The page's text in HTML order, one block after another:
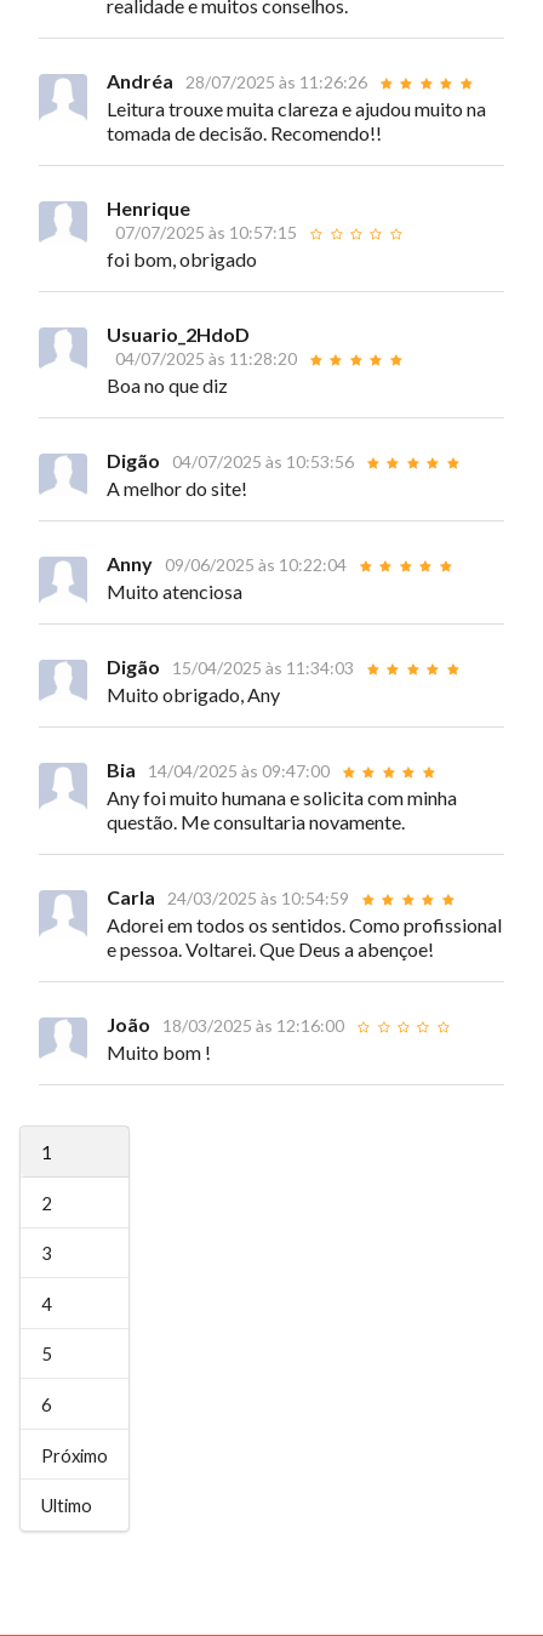
realidade e muitos conselhos.
Andréa 28/07/2025 às 11:26:26
Leitura trouxe muita clareza e ajudou muito na
tomada de decisão. Recomendo!!
Henrique
07/07/2025 às 10:57:15
foi bom, obrigado
Usuario_2HdoD
04/07/2025 às 11:28:20
Boa no que diz
Digão 04/07/2025 às 10:53:56
A melhor do site!
Anny 09/06/2025 às 10:22:04
Muito atenciosa
Digão 15/04/2025 às 11:34:03
Muito obrigado, Any
Bia 14/04/2025 às 09:47:00
Any foi muito humana e solicita com minha
questão. Me consultaria novamente.
Carla 24/03/2025 às 10:54:59
Adorei em todos os sentidos. Como profissional
e pessoa. Voltarei. Que Deus a abençoe!
João 18/03/2025 às 12:16:00
Muito bom !
1
2
3
4
5
6
Próximo
Ultimo